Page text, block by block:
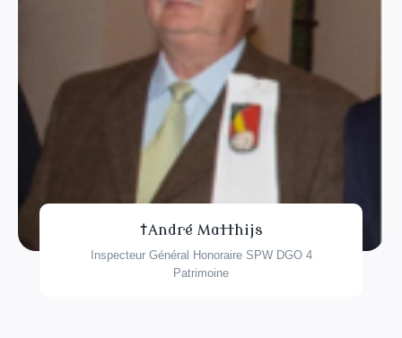
†André Matthijs
Inspecteur Général Honoraire SPW DGO 4
Patrimoine